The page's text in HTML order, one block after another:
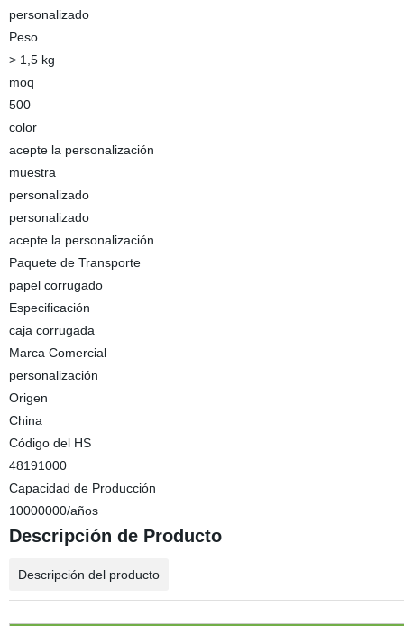
personalizado
Peso
> 1,5 kg
moq
500
color
acepte la personalización
muestra
personalizado
personalizado
acepte la personalización
Paquete de Transporte
papel corrugado
Especificación
caja corrugada
Marca Comercial
personalización
Origen
China
Código del HS
48191000
Capacidad de Producción
10000000/años
Descripción de Producto
Descripción del producto